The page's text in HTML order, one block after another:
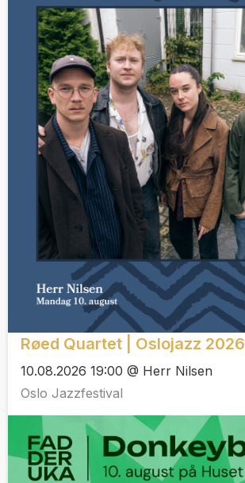
Røed Quartet | Oslojazz 2026
10.08.2026 19:00 @ Herr Nilsen
Oslo Jazzfestival